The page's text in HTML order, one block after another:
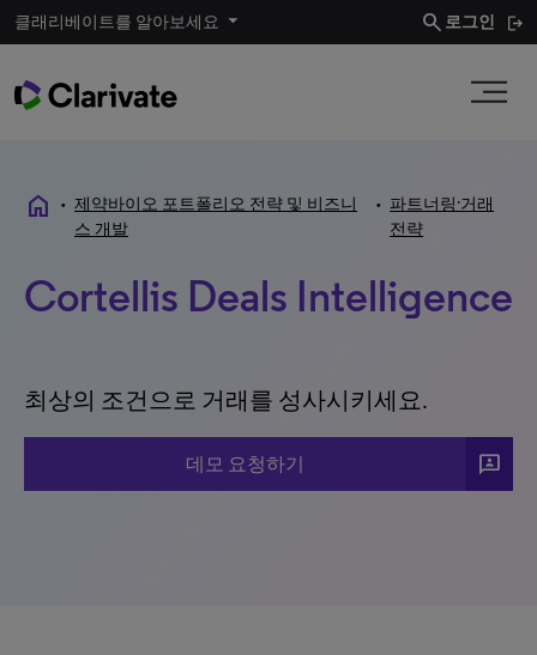
클래리베이트를 알아보세요 search 로그인
home • 제약바이오 포트폴리오 전략 및 비즈니
스 개발
•파트너링·거래
전략
Cortellis Deals Intelligence
최상의 조건으로 거래를 성사시키세요.
데모 요청하기 3P